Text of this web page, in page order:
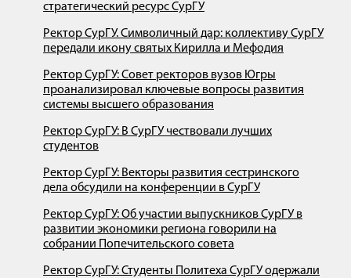
стратегический ресурс СурГУ
Ректор СурГУ. Символичный дар: коллективу СурГУ
передали икону святых Кирилла и Мефодия
Ректор СурГУ: Совет ректоров вузов Югры
проанализировал ключевые вопросы развития
системы высшего образования
Ректор СурГУ: В СурГУ чествовали лучших
студентов
Ректор СурГУ: Векторы развития сестринского
дела обсудили на конференции в СурГУ
Ректор СурГУ: Об участии выпускников СурГУ в
развитии экономики региона говорили на
собрании Попечительского совета
Ректор СурГУ: Студенты Политеха СурГУ одержали